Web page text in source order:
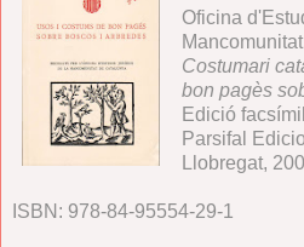
Oficina
Costumari
bon pagès
Edició
Parsifal
Llobregat,
ISBN: 978-84-95554-29-1